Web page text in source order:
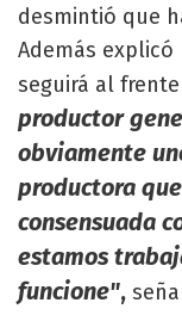
desmintió que
Además
seguirá al
productor
obviamente
productora
consensuada
estamos
funcione",